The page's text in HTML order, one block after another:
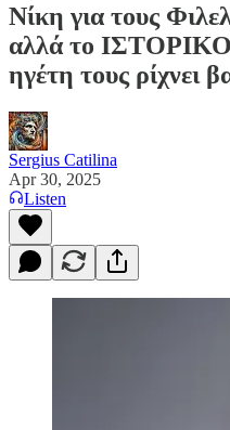
Νίκη για τους
αλλά το
ηγέτη τους ρίχνει
Sergius Catilina
Apr 30, 2025
Listen